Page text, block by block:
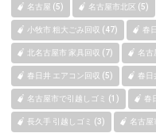
名古屋 (5) 名古屋市北区 (5)
小牧市 粗大ごみ回収 (47) 春
北名古屋市 家具回収 (7) 名古
春日井 エアコン回収 (5) 春日
名古屋市で引越しゴミ (1) 春
長久手 引越しゴミ (3) 名古屋